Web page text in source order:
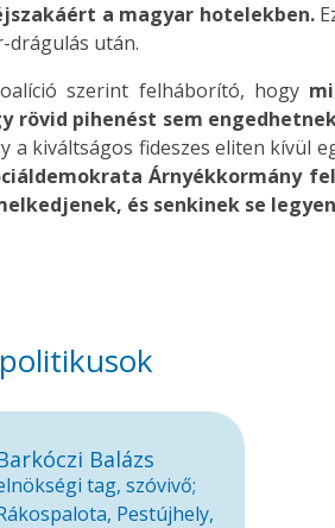
a magyar hotelekben.
drágulás után.
szerint felháborító, hogy
rövid pihenést sem
a kiváltságos fideszes eliten kívül
Árnyékkormány
és senkinek se
Balázs
tag, szóvivő;
Pestújhely,